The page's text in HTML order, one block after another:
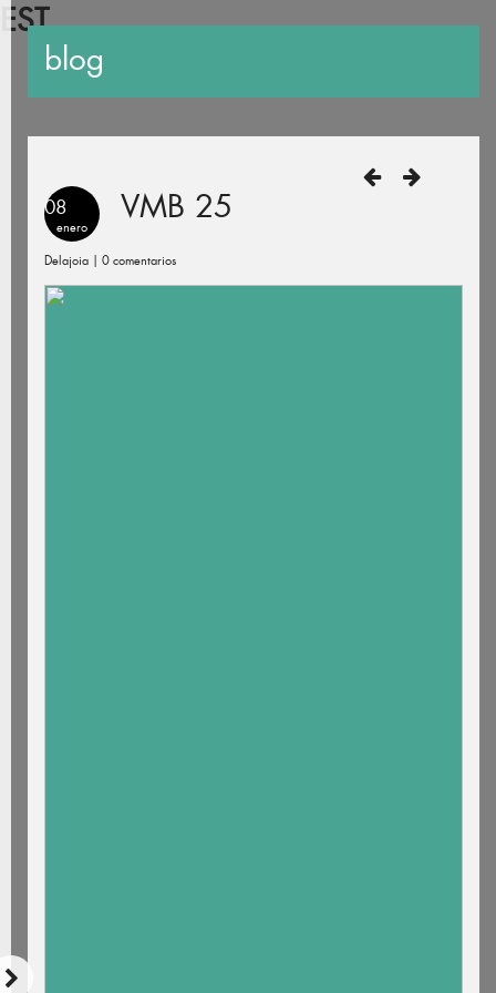
EST
blog
08
enero VMB 25
Delajoia | 0 comentarios